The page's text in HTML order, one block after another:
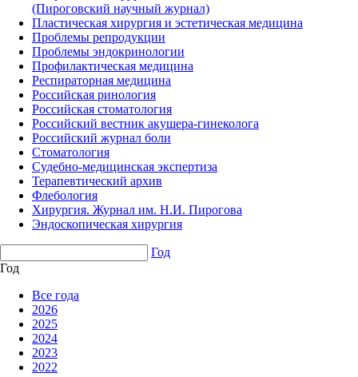
(Пироговский научный журнал)
Пластическая хирургия и эстетическая медицина
Проблемы репродукции
Проблемы эндокринологии
Профилактическая медицина
Респираторная медицина
Российская ринология
Российская стоматология
Российский вестник акушера-гинеколога
Российский журнал боли
Стоматология
Судебно-медицинская экспертиза
Терапевтический архив
Флебология
Хирургия. Журнал им. Н.И. Пирогова
Эндоскопическая хирургия
Год
Год
Все года
2026
2025
2024
2023
2022